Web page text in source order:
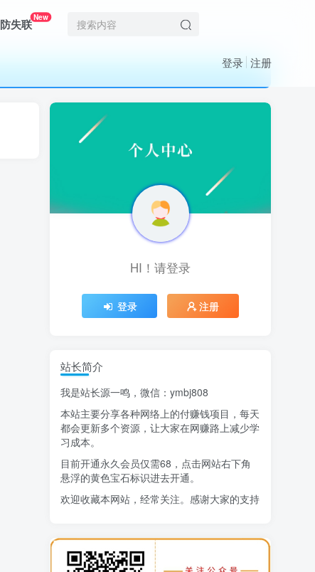
防失联New
登录 注册
HI！请登录
登录 注册
精选项目
1 AI短视频流量变现：APP拉新
2 小红书虚拟电商14天变现训练营
7月万粉技术教程（手动或者配合科技）
4 阿拉丁-小红书虚拟店铺SOP保姆级教程
5 7天学会抖音卖房：从月薪5千到年入百万，新时代房产经纪人必备技能
寻宝之旅课程：搞钱训练营
HI！请登录
登录 注册
站长简介
我是站长源一鸣，微信：ymbj808
本站主要分享各种网络上的付赚钱项目，每天
都会更新多个资源，让大家在网赚路上减少学
习成本。
目前开通永久会员仅需68，点击网站右下角
悬浮的黄色宝石标识进去开通。
欢迎收藏本网站，经常关注。感谢大家的支持